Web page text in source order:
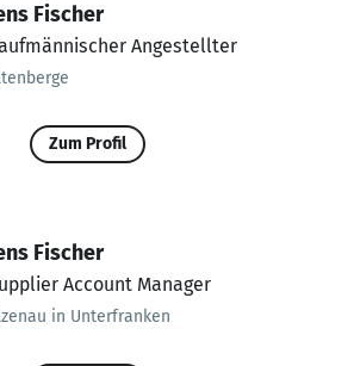
Fischer
Angestellter
Zum Profil
Fischer
Account Manager
in Unterfranken